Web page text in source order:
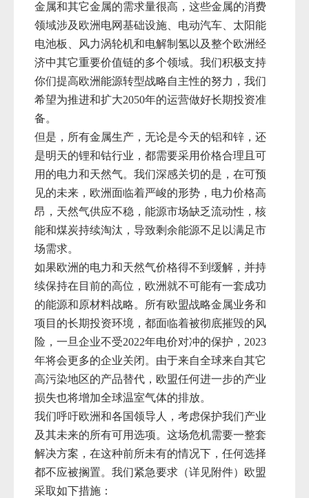
金属和其它金属的需求量很高，这些金属的消费
领域涉及欧洲电网基础设施、电动汽车、太阳能
电池板、风力涡轮机和电解制氢以及整个欧洲经
济中其它重要价值链的多个领域。我们积极支持
你们提高欧洲能源转型战略自主性的努力，我们
希望为推进和扩大2050年的运营做好长期投资准
备。
但是，所有金属生产，无论是今天的铝和锌，还
是明天的锂和钴行业，都需要采用价格合理且可
用的电力和天然气。我们深感关切的是，在可预
见的未来，欧洲面临着严峻的形势，电力价格高
昂，天然气供应不稳，能源市场缺乏流动性，核
能和煤炭持续淘汰，导致剩余能源不足以满足市
场需求。
如果欧洲的电力和天然气价格得不到缓解，并持
续保持在目前的高位，欧洲就不可能有一套成功
的能源和原材料战略。所有欧盟战略金属业务和
项目的长期投资环境，都面临着被彻底摧毁的风
险，一旦企业不受2022年电价对冲的保护， 2023
年将会更多的企业关闭。由于来自全球来自其它
高污染地区的产品替代，欧盟任何进一步的产业
损失也将增加全球温室气体的排放。
我们呼吁欧洲和各国领导人，考虑保护我们产业
及其未来的所有可用选项。这场危机需要一整套
解决方案，在这种前所未有的情况下，任何选择
都不应被搁置。我们紧急要求（详见附件）欧盟
采取如下措施：